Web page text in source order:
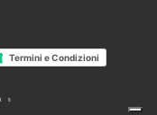
Termini e Condizioni